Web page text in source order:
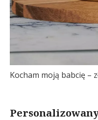
Kocham moją babcię –